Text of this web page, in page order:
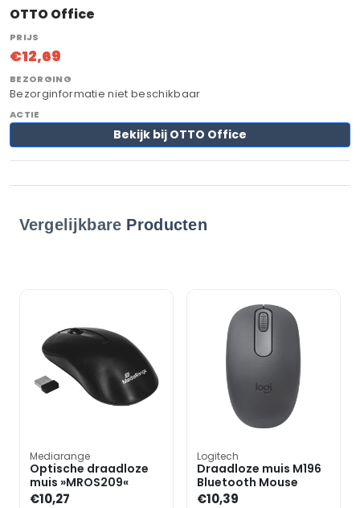
OTTO Office
€12,69
Bezorginformatie niet beschikbaar
Bekijk bij OTTO Office
Vergelijkbare Producten
Mediarange
Optische draadloze
muis »MROS209«
€10,27
Logitech
Draadloze muis M196
Bluetooth Mouse
€10,39